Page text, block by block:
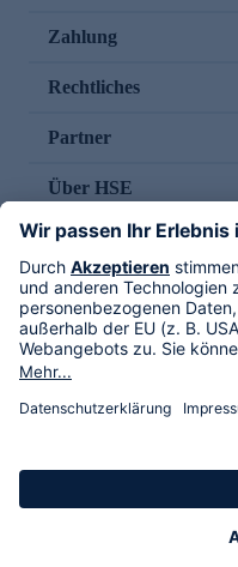
Zahlung
Rechtliches
Partner
Über HSE
Im TV
HSE International